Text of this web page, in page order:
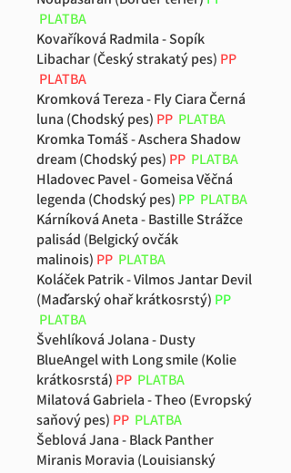
PLATBA
Kovaříková Radmila - Sopík
Libachar (Český strakatý pes) PP
PLATBA
Kromková Tereza - Fly Ciara Černá
luna (Chodský pes) PP PLATBA
Kromka Tomáš - Aschera Shadow
dream (Chodský pes) PP PLATBA
Hladovec Pavel - Gomeisa Věčná
legenda (Chodský pes) PP PLATBA
Kárníková Aneta - Bastille Strážce
palisád (Belgický ovčák
malinois) PP PLATBA
Koláček Patrik - Vilmos Jantar Devil
(Maďarský ohař krátkosrstý) PP
PLATBA
Švehlíková Jolana - Dusty
BlueAngel with Long smile (Kolie
krátkosrstá) PP PLATBA
Milatová Gabriela - Theo (Evropský
saňový pes) PP PLATBA
Šeblová Jana - Black Panther
Miranis Moravia (Louisianský